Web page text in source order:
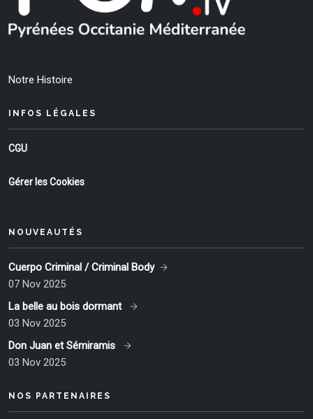
Notre Histoire
INFOS LÉGALES
CGU
Gérer les Cookies
NOUVEAUTÉS
Cuerpo Criminal / Criminal Body
07 Nov 2025
La belle au bois dormant
03 Nov 2025
Don Juan et Sémiramis
03 Nov 2025
NOS PARTENAIRES